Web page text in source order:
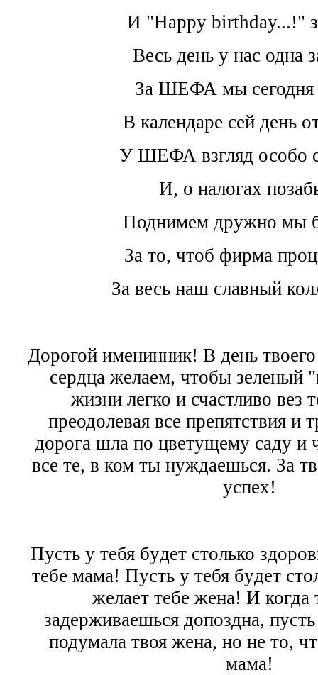
И "Happy birthday...!"
Весь день у нас одна
За ШЕФА мы сегодня
В календаре сей день
У ШЕФА взгляд особо
И, о налогах
Поднимем дружно мы
За то, чтоб фирма
За весь наш славный
Дорогой именинник! В день
сердца желаем, чтобы зеленый
жизни легко и счастливо вез
преодолевая все препятствия и
дорога шла по цветущему саду и
все те, в ком ты нуждаешься. За
успех!
Пyсть y тебя бyдет столько
тебе мама! Пyсть y тебя бyдет
желает тебе жена! И когда
задерживаешься допоздна,
подyмала твоя жена, но не то,
мама!